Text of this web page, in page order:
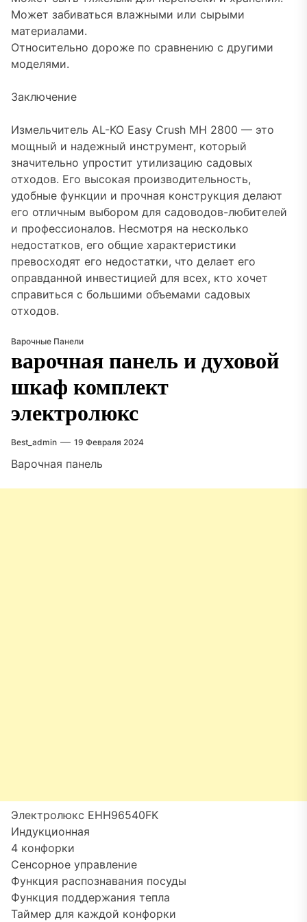
Может забиваться влажными или сырыми
материалами.
Относительно дороже по сравнению с другими
моделями.
Заключение
Измельчитель AL-KO Easy Crush MH 2800 — это
мощный и надежный инструмент, который
значительно упростит утилизацию садовых
отходов. Его высокая производительность,
удобные функции и прочная конструкция делают
его отличным выбором для садоводов-любителей
и профессионалов. Несмотря на несколько
недостатков, его общие характеристики
превосходят его недостатки, что делает его
оправданной инвестицией для всех, кто хочет
справиться с большими объемами садовых
отходов.
Варочные Панели
варочная панель и духовой
шкаф комплект
электролюкс
Best_admin 19 Февраля 2024
Варочная панель
Электролюкс EHH96540FK
Индукционная
4 конфорки
Сенсорное управление
Функция распознавания посуды
Функция поддержания тепла
Таймер для каждой конфорки